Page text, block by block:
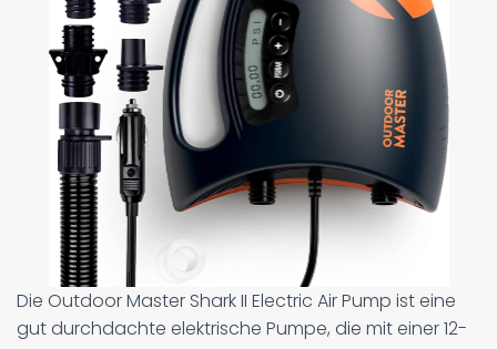
Die Outdoor Master Shark II Electric Air Pump ist eine
gut durchdachte elektrische Pumpe, die mit einer 12-